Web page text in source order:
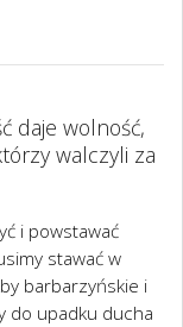
daje wolność,
walczyli za
i powstawać
stawać w
barbarzyńskie i
do upadku ducha